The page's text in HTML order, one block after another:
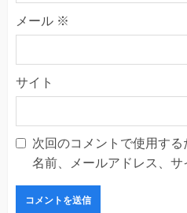
メール ※
サイト
次回のコメントで使用す
名前、メールアドレス、サ